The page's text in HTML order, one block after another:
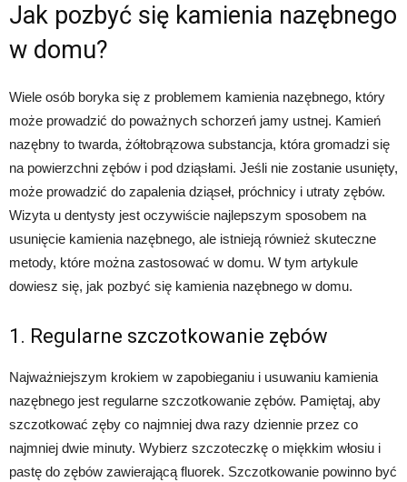
Jak pozbyć się kamienia nazębnego
w domu?
Wiele osób boryka się z problemem kamienia nazębnego, który
może prowadzić do poważnych schorzeń jamy ustnej. Kamień
nazębny to twarda, żółtobrązowa substancja, która gromadzi się
na powierzchni zębów i pod dziąsłami. Jeśli nie zostanie usunięty,
może prowadzić do zapalenia dziąseł, próchnicy i utraty zębów.
Wizyta u dentysty jest oczywiście najlepszym sposobem na
usunięcie kamienia nazębnego, ale istnieją również skuteczne
metody, które można zastosować w domu. W tym artykule
dowiesz się, jak pozbyć się kamienia nazębnego w domu.
1. Regularne szczotkowanie zębów
Najważniejszym krokiem w zapobieganiu i usuwaniu kamienia
nazębnego jest regularne szczotkowanie zębów. Pamiętaj, aby
szczotkować zęby co najmniej dwa razy dziennie przez co
najmniej dwie minuty. Wybierz szczoteczkę o miękkim włosiu i
pastę do zębów zawierającą fluorek. Szczotkowanie powinno być